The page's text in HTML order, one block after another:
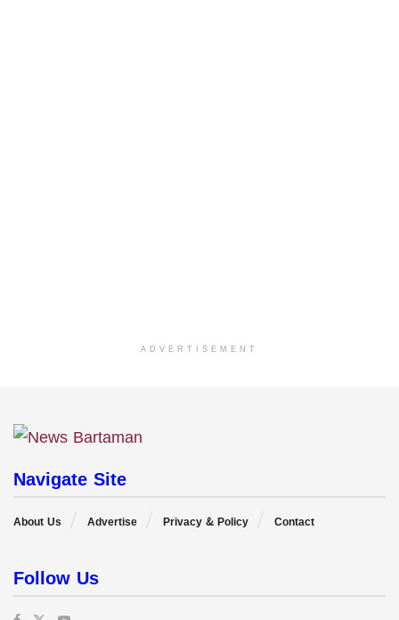
ADVERTISEMENT
Navigate Site
About Us Advertise Privacy & Policy Contact
Follow Us